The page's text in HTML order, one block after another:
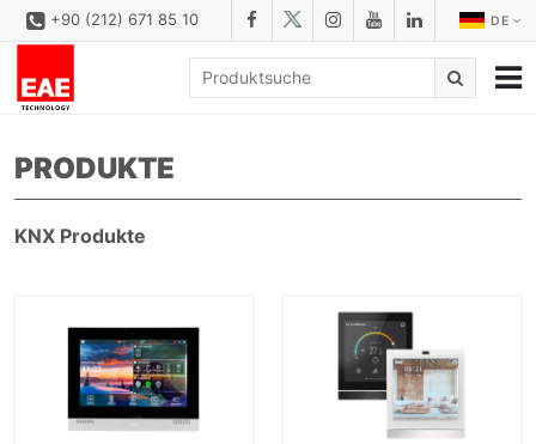
DE
+90 (212) 671 85 10
LÖSUNGS
PRODUKTFAMILIEN
DOWNLOAD
KONFIGURATOR
REFERENZEN
PRODUKTE
KNX Produkte